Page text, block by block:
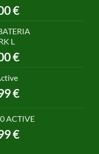
€El
precio
actual
L
€El
precio
499,00 €.
€El
precio
es:
484,99 €.
ACTIVE
€El
precio